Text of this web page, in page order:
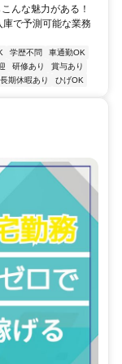
んな魅力がある！
庫で予測可能な業務
学歴不問
車通勤OK
研修あり
賞与あり
長期休暇あり ひげOK